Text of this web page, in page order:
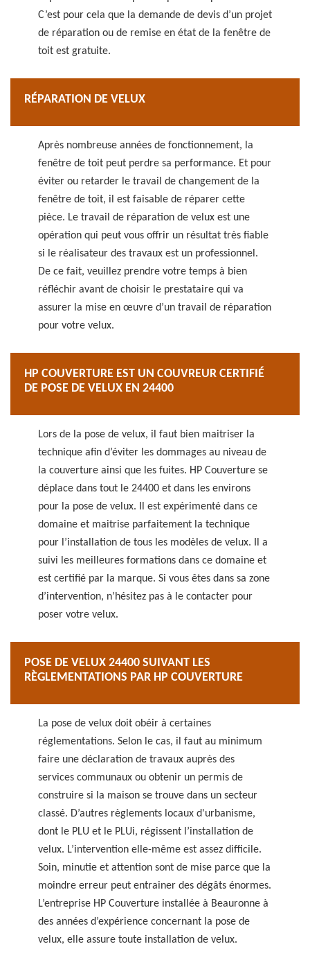
C’est pour cela que la demande de devis d’un projet
de réparation ou de remise en état de la fenêtre de
toit est gratuite.
RÉPARATION DE VELUX
Après nombreuse années de fonctionnement, la
fenêtre de toit peut perdre sa performance. Et pour
éviter ou retarder le travail de changement de la
fenêtre de toit, il est faisable de réparer cette
pièce. Le travail de réparation de velux est une
opération qui peut vous offrir un résultat très fiable
si le réalisateur des travaux est un professionnel.
De ce fait, veuillez prendre votre temps à bien
réfléchir avant de choisir le prestataire qui va
assurer la mise en œuvre d’un travail de réparation
pour votre velux.
HP COUVERTURE EST UN COUVREUR CERTIFIÉ
DE POSE DE VELUX EN 24400
Lors de la pose de velux, il faut bien maitriser la
technique afin d’éviter les dommages au niveau de
la couverture ainsi que les fuites. HP Couverture se
déplace dans tout le 24400 et dans les environs
pour la pose de velux. Il est expérimenté dans ce
domaine et maitrise parfaitement la technique
pour l’installation de tous les modèles de velux. Il a
suivi les meilleures formations dans ce domaine et
est certifié par la marque. Si vous êtes dans sa zone
d’intervention, n’hésitez pas à le contacter pour
poser votre velux.
POSE DE VELUX 24400 SUIVANT LES
RÈGLEMENTATIONS PAR HP COUVERTURE
La pose de velux doit obéir à certaines
réglementations. Selon le cas, il faut au minimum
faire une déclaration de travaux auprès des
services communaux ou obtenir un permis de
construire si la maison se trouve dans un secteur
classé. D’autres règlements locaux d'urbanisme,
dont le PLU et le PLUi, régissent l’installation de
velux. L’intervention elle-même est assez difficile.
Soin, minutie et attention sont de mise parce que la
moindre erreur peut entrainer des dégâts énormes.
L’entreprise HP Couverture installée à Beauronne à
des années d’expérience concernant la pose de
velux, elle assure toute installation de velux.